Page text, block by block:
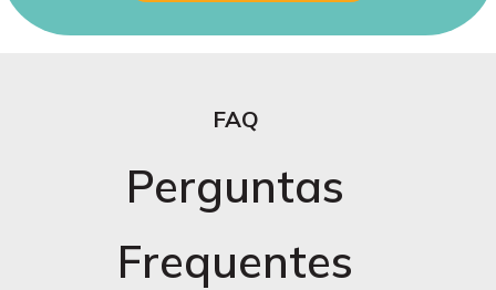
FAQ
Perguntas
Frequentes